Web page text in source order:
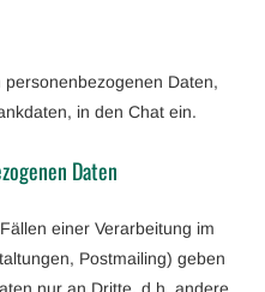
Daten,
in den Chat ein.
Daten
einer Verarbeitung im
Postmailing) geben